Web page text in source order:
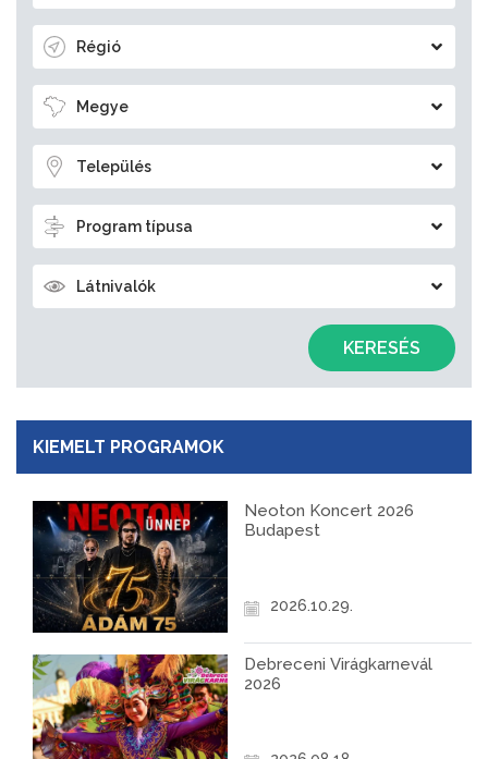
Régió
Megye
Település
Program típusa
Látnivalók
KERESÉS
KIEMELT PROGRAMOK
Neoton Koncert 2026
Budapest
2026.10.29.
Debreceni Virágkarnevál
2026